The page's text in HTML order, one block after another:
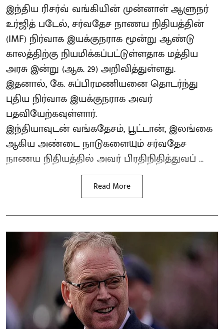
இந்திய ரிசர்வ் வங்கியின் முன்னாள் ஆளுநர்
உர்ஜித் படேல், சர்வதேச நாணய நிதியத்தின்
(IMF) நிர்வாக இயக்குநராக மூன்று ஆண்டு
காலத்திற்கு நியமிக்கப்பட்டுள்ளதாக மத்திய
அரசு இன்று (ஆக. 29) அறிவித்துள்ளது.
இதனால், கே. சுப்பிரமணியனை தொடர்ந்து
புதிய நிர்வாக இயக்குநராக அவர்
பதவியேற்கவுள்ளார்.
இந்தியாவுடன் வங்கதேசம், பூட்டான், இலங்கை
ஆகிய அண்டை நாடுகளையும் சர்வதேச
நாணய நிதியத்தில் அவர் பிரதிநிதித்துவப் ...
Read More